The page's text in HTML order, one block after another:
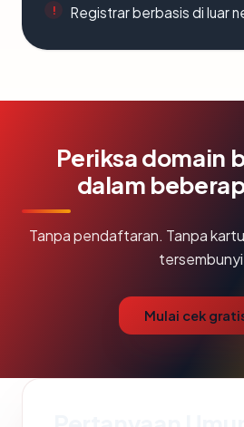
Registrar berbasis di luar
Periksa domain
dalam
Tanpa pendaftaran. Tanpa
Mulai cek